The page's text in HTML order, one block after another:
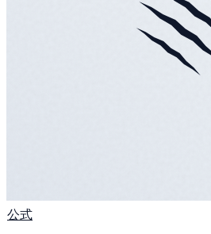
公式